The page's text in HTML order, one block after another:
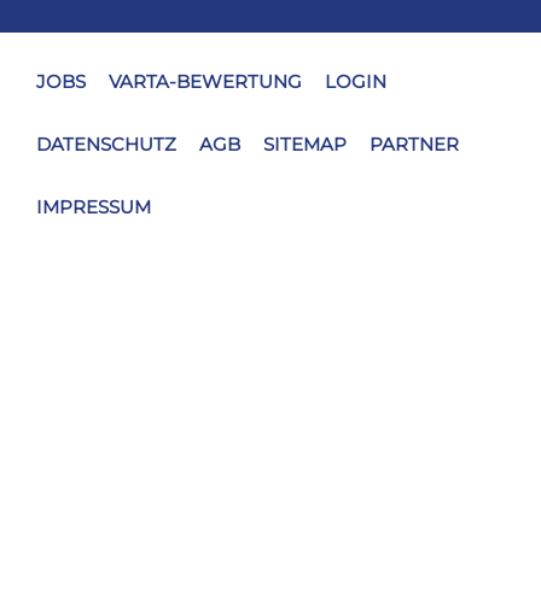
JOBS VARTA-BEWERTUNG LOGIN
DATENSCHUTZ AGB SITEMAP PARTNER
IMPRESSUM